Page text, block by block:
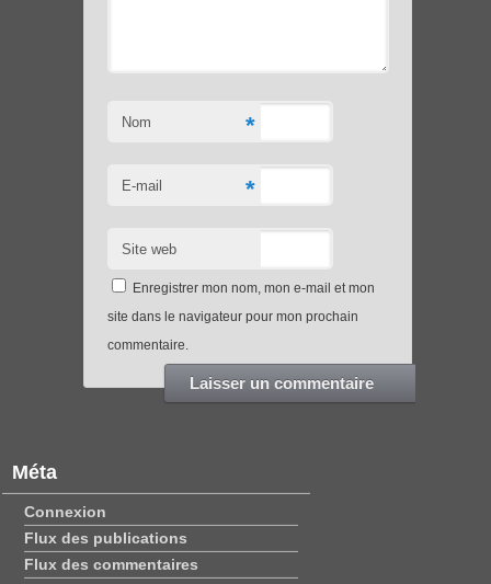
Nom *
E-mail *
Site web
Enregistrer mon nom, mon e-mail et mon
site dans le navigateur pour mon prochain
commentaire.
Méta
Connexion
Flux des publications
Flux des commentaires